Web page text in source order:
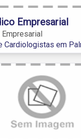
Empresarial
Cardiologistas em